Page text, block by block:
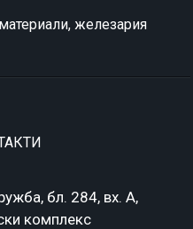
железария
бл. 284, вх. А,
комплекс